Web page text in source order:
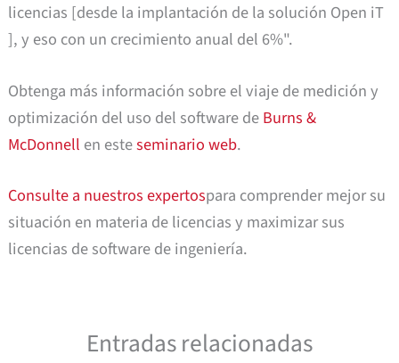
licencias [desde la implantación de la solución Open iT
], y eso con un crecimiento anual del 6%".
Obtenga más información sobre el viaje de medición y
optimización del uso del software deBurns &
McDonnell en esteseminario web.
Consulte a nuestros expertospara comprender mejor su
situación en materia de licencias y maximizar sus
licencias de software de ingeniería.
Entradas relacionadas